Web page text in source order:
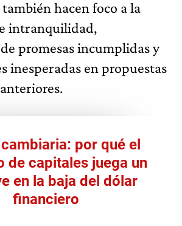
hacen foco a la
intranquilidad,
promesas incumplidas y
inesperadas en propuestas
por qué el
de capitales juega un
en la baja del dólar
financiero